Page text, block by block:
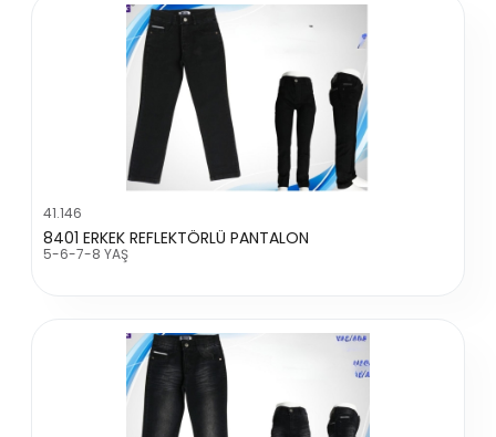
41.146
8401 ERKEK REFLEKTÖRLÜ PANTALON
5-6-7-8 YAŞ